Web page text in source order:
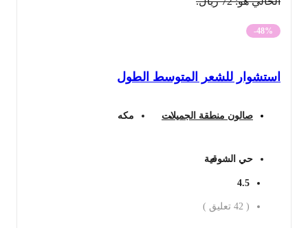
-48%
استشوار للشعر المتوسط الطول
صالون منطقة الجميلات مكه
حي الشوقية
4.5
42 تعليق )